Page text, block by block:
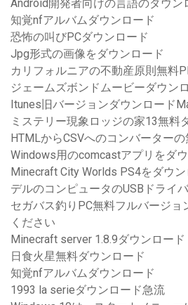
Android開発者向けの言語のダウン
知覚nfアルバムダウンロード
恐怖の叫びPCダウンロード
Jpg形式の画像をダウンロード
カリフォルニアの不動産原則無料
ジェームズボンドムービーダウン
Itunes旧バージョンダウンロード
ミステリー現象ロッジの家13無料
HTMLからCSVへのコンバーター
Windows用のcomcastアプリをダ
Minecraft City Worlds PS4をダウン
デルのコンピュータのUSBドライ
セガバス釣りPC無料フルバージョ
ください
Minecraft server 1.8.9ダウンロード
日食火星無料ダウンロード
知覚nfアルバムダウンロード
1993 la serieダウンロード急流